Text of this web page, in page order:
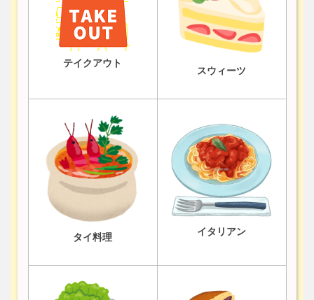
テイクアウト
スウィーツ
タイ料理
イタリアン